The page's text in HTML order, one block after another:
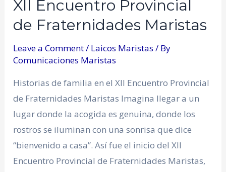
XII Encuentro Provincial
de Fraternidades Maristas
Leave a Comment/ Laicos Maristas / By
Comunicaciones Maristas
Historias de familia en el XII Encuentro Provincial
de Fraternidades Maristas Imagina llegar a un
lugar donde la acogida es genuina, donde los
rostros se iluminan con una sonrisa que dice
“bienvenido a casa”. Así fue el inicio del XII
Encuentro Provincial de Fraternidades Maristas,